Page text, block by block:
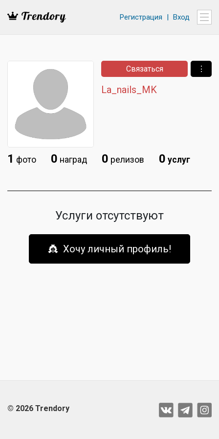
Регистрация | Вход
La_nails_MK
Связаться ⋮
1 фото 0 наград 0 релизов 0 услуг
Услуги отсутствуют
👸 Хочу личный профиль!
© 2026 Trendory